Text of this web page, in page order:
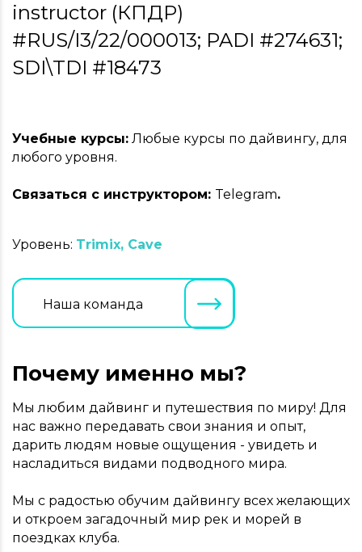
instructor (КПДР)
#RUS/I3/22/000013; PADI #274631;
SDI\TDI #18473
Учебные курсы: Любые курсы по дайвингу, для
любого уровня.
Связаться с инструктором: Telegram.
Уровень: Trimix, Cave
Наша команда
Почему именно мы?
Мы любим дайвинг и путешествия по миру! Для
нас важно передавать свои знания и опыт,
дарить людям новые ощущения - увидеть и
насладиться видами подводного мира.
Мы с радостью обучим дайвингу всех желающих
и откроем загадочный мир рек и морей в
поездках клуба.